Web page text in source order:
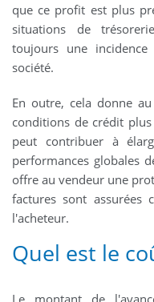
que ce profit est plus
situations de
toujours une
société.
En outre, cela donne
conditions de crédit
peut contribuer à
performances globales
offre au vendeur une
factures sont assurées
l'acheteur.
Quel est le
Le montant de